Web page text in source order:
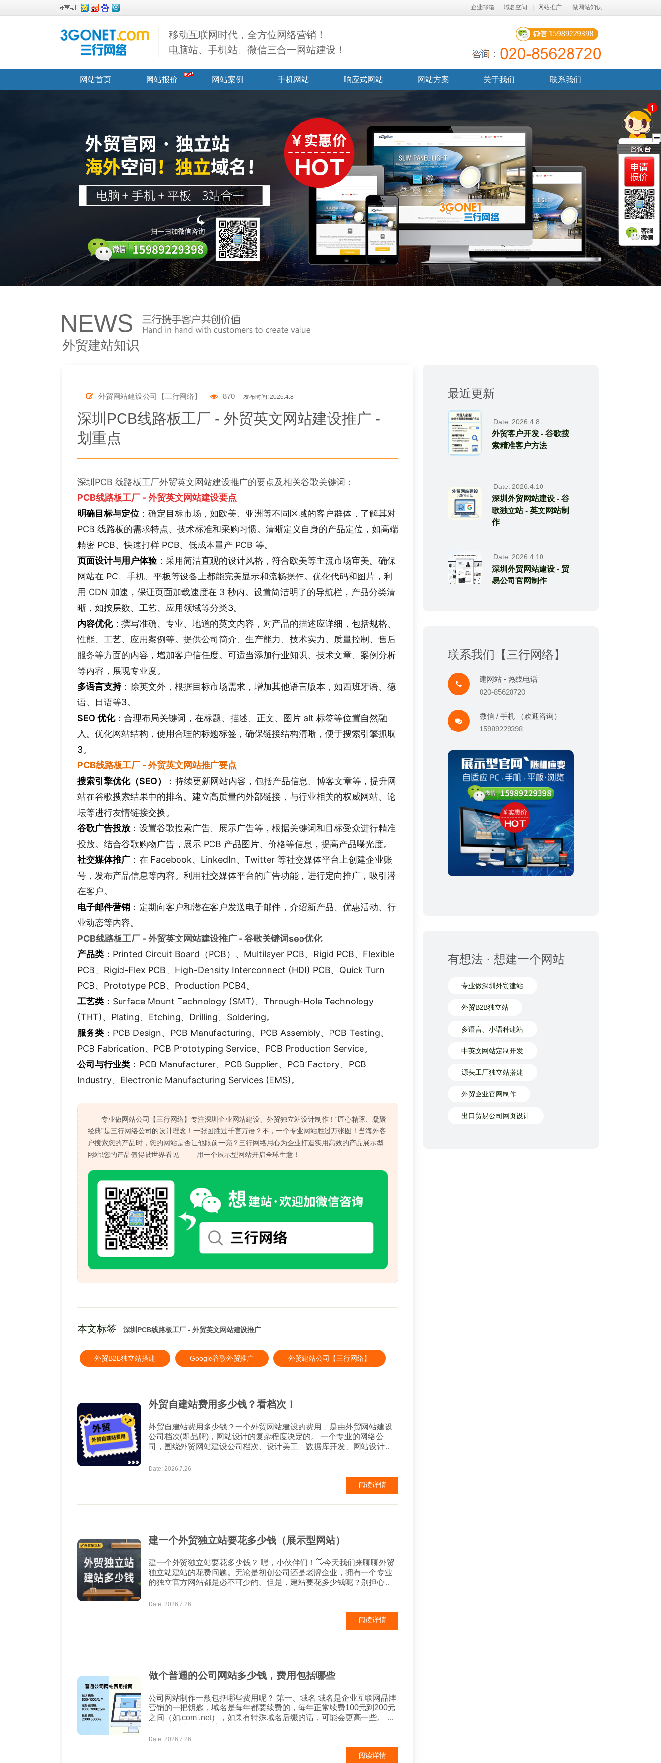
做网站知识
网站推广
域名空间
企业邮箱
移动互联网时代，全方位网络营销！
电脑站、手机站、微信三合一网站建设！
网站首页 网站报价 网站案例 手机网站 响应式网站 网站方案 关于我们 联系我们
NEWS
外贸建站知识
外贸网站建设公司【三行网络】 870 发布时间: 2026.4.8
深圳PCB线路板工厂 - 外贸英文网站建设推广 -
划重点
深圳PCB 线路板工厂外贸英文网站建设推广的要点及相关谷歌关键词：
PCB线路板工厂 - 外贸英文网站建设要点
明确目标与定位 ：确定目标市场，如欧美、亚洲等不同区域的客户群体，了解其对
PCB 线路板的需求特点、技术标准和采购习惯。清晰定义自身的产品定位，如高端
精密 PCB、快速打样 PCB、低成本量产 PCB 等。
页面设计与用户体验：采用简洁直观的设计风格，符合欧美等主流市场审美。确保
网站在 PC、手机、平板等设备上都能完美显示和流畅操作。优化代码和图片，利
用 CDN 加速，保证页面加载速度在 3 秒内。设置简洁明了的导航栏，产品分类清
晰，如按层数、工艺、应用领域等分类3。
内容优化：撰写准确、专业、地道的英文内容，对产品的描述应详细，包括规格、
性能、工艺、应用案例等。提供公司简介、生产能力、技术实力、质量控制、售后
服务等方面的内容，增加客户信任度。可适当添加行业知识、技术文章、案例分析
等内容，展现专业度。
多语言支持：除英文外，根据目标市场需求，增加其他语言版本，如西班牙语、德
语、日语等3。
SEO 优化：合理布局关键词，在标题、描述、正文、图片 alt 标签等位置自然融
入。优化网站结构，使用合理的标题标签，确保链接结构清晰，便于搜索引擎抓取
3。
PCB线路板工厂 - 外贸英文网站推广要点
搜索引擎优化（SEO）
：持续更新网站内容，包括产品信息、博客文章等，提升网
站在谷歌搜索结果中的排名。建立高质量的外部链接，与行业相关的权威网站、论
坛等进行友情链接交换。
谷歌广告投放 ：设置谷歌搜索广告、展示广告等，根据关键词和目标受众进行精准
投放。结合谷歌购物广告，展示 PCB 产品图片、价格等信息，提高产品曝光度。
社交媒体推广 ：在 Facebook、LinkedIn、Twitter 等社交媒体平台上创建企业账
号，发布产品信息等内容。利用社交媒体平台的广告功能，进行定向推广，吸引潜
在客户。
电子邮件营销 ：定期向客户和潜在客户发送电子邮件，介绍新产品、优惠活动、行
业动态等内容。
PCB线路板工厂 - 外贸英文网站建设推广 - 谷歌关键词seo优化
产品类 ：Printed Circuit Board（PCB）、Multilayer PCB、Rigid PCB、Flexible
PCB、Rigid-Flex PCB、High-Density Interconnect (HDI) PCB、Quick Turn
PCB、Prototype PCB、Production PCB4。
工艺类 ：Surface Mount Technology (SMT)、Through-Hole Technology
(THT)、Plating、Etching、Drilling、Soldering。
服务类 ：PCB Design、PCB Manufacturing、PCB Assembly、PCB Testing、
PCB Fabrication、PCB Prototyping Service、PCB Production Service。
公司与行业类 ：PCB Manufacturer、PCB Supplier、PCB Factory、PCB
Industry、Electronic Manufacturing Services (EMS)。
专业做网站公司【三行网络】专注深圳企业网站建设、外贸独立站设计制作！“匠心精琢、凝聚
经典”是三行网络公司的设计理念！一张图胜过千言万语？不，一个专业网站胜过万张图！当海外客
户搜索您的产品时，您的网站是否让他眼前一亮？三行网络用心为企业打造实用高效的产品展示型
网站!您的产品值得被世界看见 —— 用一个展示型网站开启全球生意！
本文标签 深圳PCB线路板工厂 - 外贸英文网站建设推广
外贸B2B独立站搭建 Google谷歌外贸推广 外贸建站公司【三行网络】
外贸自建站费用多少钱？看档次！
外贸自建站费用多少钱？一个外贸网站建设的费用，是由外贸网站建设
公司档次(即品牌)，网站设计的复杂程度决定的。 一个专业的网络公
司，围绕外贸网站建设公司档次、设计美工、数据库开发、网站设计复
要考虑的收费项目。网站建设费用从几千元到十几万元不等。网站建设
Date: 2026.7.26
阅读详情
建一个外贸独立站要花多少钱（展示型网站）
建一个外贸独立站要花多少钱？ 嘿，小伙伴们！👋今天我们来聊聊外贸
独立站建站的花费问题。无论是初创公司还是老牌企业，拥有一个专业
的独立官方网站都是必不可少的。但是，建站要花多少钱呢？别担心，
你的网址。常见的域名后缀有.com、.cn等，每年费用大约在几十元至几
Date: 2026.7.26
阅读详情
做个普通的公司网站多少钱，费用包括哪些
公司网站制作一般包括哪些费用呢？ 第一、域名 域名是企业互联网品牌
营销的一把钥匙，域名是每年都要续费的，每年正常续费100元到200元
之间（如.com .net），如果有特殊域名后缀的话，可能会更高一些。 第
多少，配置也需要考虑，费用多少不一，不过一般正常的企业网站，空
Date: 2026.7.26
阅读详情
最近更新
Date: 2026.4.8
外贸客户开发 - 谷歌搜
索精准客户方法
Date: 2026.4.10
深圳外贸网站建设 - 谷
歌独立站 - 英文网站制
作
Date: 2026.4.10
深圳外贸网站建设 - 贸
易公司官网制作
联系我们【三行网络】
建网站 - 热线电话
020-85628720
微信 / 手机 （欢迎咨询）
15989229398
有想法 · 想建一个网站
专业做深圳外贸建站
外贸B2B独立站
多语言、小语种建站
中英文网站定制开发
源头工厂独立站搭建
外贸企业官网制作
出口贸易公司网页设计